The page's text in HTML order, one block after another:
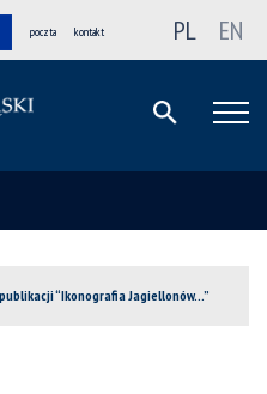
poczta kontakt PL EN
“Ikonografia Jagiellonów…”